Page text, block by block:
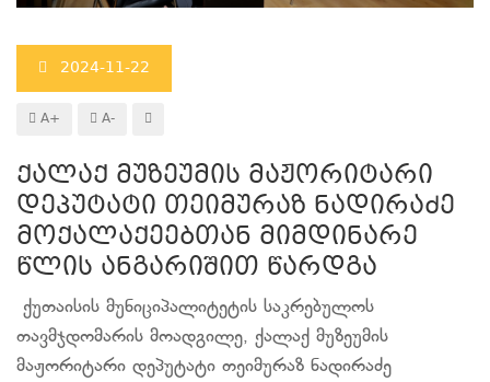
2024-11-22
A+ A-
ქალაქ მუზეუმის მაჟორიტარი
დეპუტატი თეიმურაზ ნადირაძე
მოქალაქეებთან მიმდინარე
წლის ანგარიშით წარდგა
ქუთაისის მუნიციპალიტეტის საკრებულოს
თავმჯდომარის მოადგილე, ქალაქ მუზეუმის
მაჟორიტარი დეპუტატი თეიმურაზ ნადირაძე